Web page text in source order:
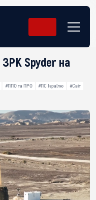
ЗРК Spyder на
#ППО та ПРО #ПС Ізраїлю #Світ